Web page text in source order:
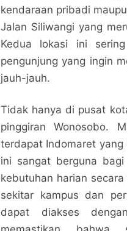
kendaraan pribadi
Jalan Siliwangi yang
Kedua lokasi ini
pengunjung yang ingin
jauh-jauh.
Tidak hanya di pusat
pinggiran Wonosobo.
terdapat Indomaret
ini sangat berguna
kebutuhan harian
sekitar kampus dan
dapat diakses